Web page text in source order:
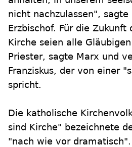
nicht nachzulassen", sagte
Erzbischof. Für die Zukunft
Kirche seien alle
Priester, sagte Marx und
Franziskus, der von einer
spricht.
Die katholische
sind Kirche" bezeichnete
"nach wie vor dramatisch".